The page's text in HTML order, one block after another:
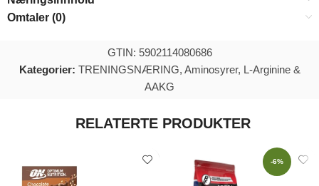
Omtaler (0)
GTIN: 5902114080686
Kategorier: TRENINGSNÆRING, Aminosyrer, L-Arginine &
AAKG
RELATERTE PRODUKTER
-6%